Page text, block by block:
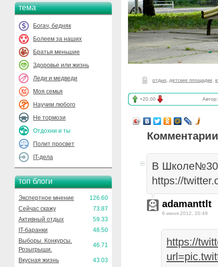
тема
Богач, бедняк
Болеем за наших
Братья меньшие
Здоровье или жизнь
Леди и медведи
Моя семья
Научим любого
Не тормози
Отдохни и ты
Полит просвет
IT-дела
топ блоги
Экспертное мнение
126.60
Сейчас скажу
73.87
Активный отдых
59.33
IT-баранки
48.50
Выборы. Конкурсы.
Розыгрыши.
46.71
Вкусная жизнь
43.03
отдых детские площадки
+20.00
В Школе№30
https://
adamanttlt
6 июня 2012, 20:49
https://